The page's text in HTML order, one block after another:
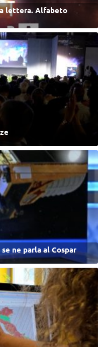
lettera. Alfabeto
ne parla al Cospar